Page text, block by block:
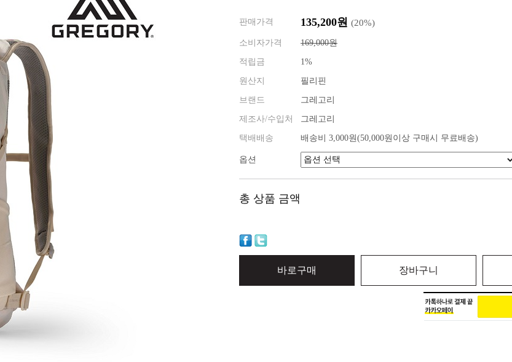
ㅌ ㅍ ㅎ
그레이웨일디자인 기어팩
판매가격 135,200원 (20%)
소비자가격 169,000원
적립금 1%
원산지 필리핀
브랜드 그레고리
제조사/수입처 그레고리
택배배송 배송비 3,000원(50,000원이상 구매시 무료배송)
옵션
총 상품 금액
바로구매 장바구니